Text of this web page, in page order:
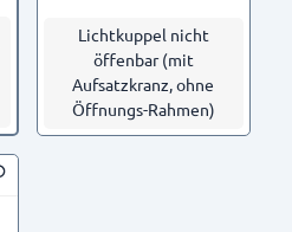
Lichtkuppel nicht
öffenbar (mit
Aufsatzkranz, ohne
Öffnungs-Rahmen)